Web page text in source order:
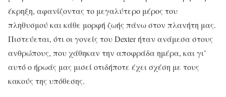
έκρηξη, αφανίζοντας το μεγαλύτερο μέρος του
πληθυσμού και κάθε μορφή ζωής πάνω στον πλανήτη μας.
Πιστεύεται, ότι οι γονείς του Dexter ήταν ανάμεσα στους
ανθρώπους, που χάθηκαν την αποφράδα ημέρα, και γι’
αυτό ο ήρωάς μας μισεί οτιδήποτε έχει σχέση με τους
κακούς της υπόθεσης.